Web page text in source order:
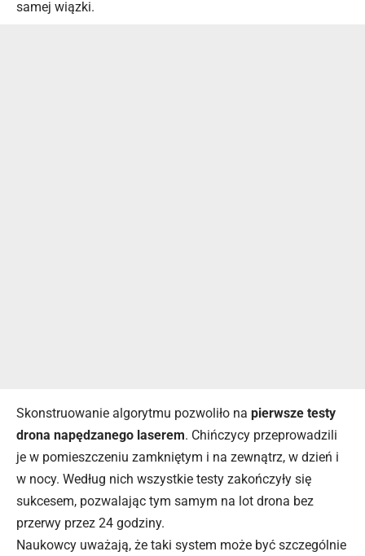
samej wiązki.
Skonstruowanie algorytmu pozwoliło na pierwsze testy
drona napędzanego laserem. Chińczycy przeprowadzili
je w pomieszczeniu zamkniętym i na zewnątrz, w dzień i
w nocy. Według nich wszystkie testy zakończyły się
sukcesem, pozwalając tym samym na lot drona bez
przerwy przez 24 godziny.
Naukowcy uważają, że taki system może być szczególnie